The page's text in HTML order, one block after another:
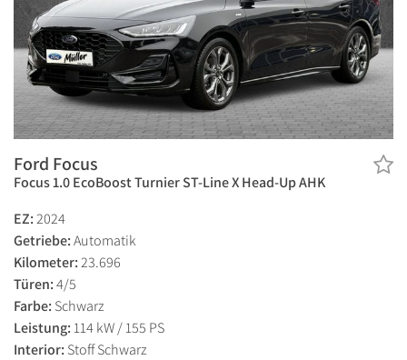
Ford Focus
Focus 1.0 EcoBoost Turnier ST-Line X Head-Up AHK
EZ:2024
Getriebe:Automatik
Kilometer:23.696
Türen:4/5
Farbe: Schwarz
Leistung: 114 kW / 155 PS
Interior: Stoff Schwarz